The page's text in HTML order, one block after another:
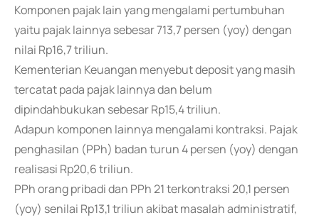
Komponen pajak lain yang mengalami pertumbuhan
yaitu pajak lainnya sebesar 713,7 persen (yoy) dengan
nilai Rp16,7 triliun.
Kementerian Keuangan menyebut deposit yang masih
tercatat pada pajak lainnya dan belum
dipindahbukukan sebesar Rp15,4 triliun.
Adapun komponen lainnya mengalami kontraksi. Pajak
penghasilan (PPh) badan turun 4 persen (yoy) dengan
realisasi Rp20,6 triliun.
PPh orang pribadi dan PPh 21 terkontraksi 20,1 persen
(yoy) senilai Rp13,1 triliun akibat masalah administratif,